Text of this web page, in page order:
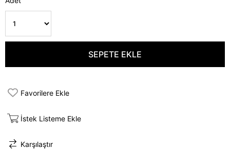
Favorilere Ekle
İstek Listeme Ekle
Karşılaştır